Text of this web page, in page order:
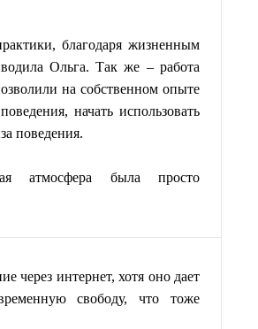
благодаря жизненным
Ольга. Так же – работа
на собственном опыте
начать использовать
поведения.
атмосфера была просто
через интернет, хотя оно дает
свободу, что тоже